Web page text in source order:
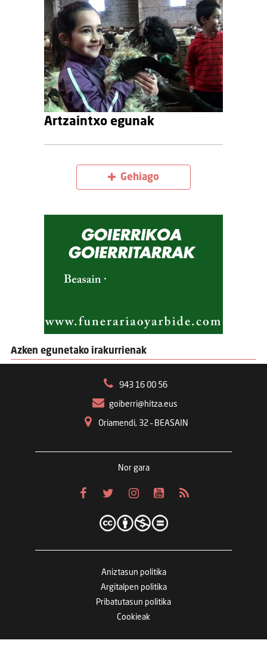
Artzaintxo egunak
Gehiago
Azken egunetako irakurrienak
943 16 00 56
goiberri@hitza.eus
Oriamendi, 32 – BEASAIN
Nor gara
Aniztasun politika
Argitalpen politika
Pribatutasun politika
Cookieak